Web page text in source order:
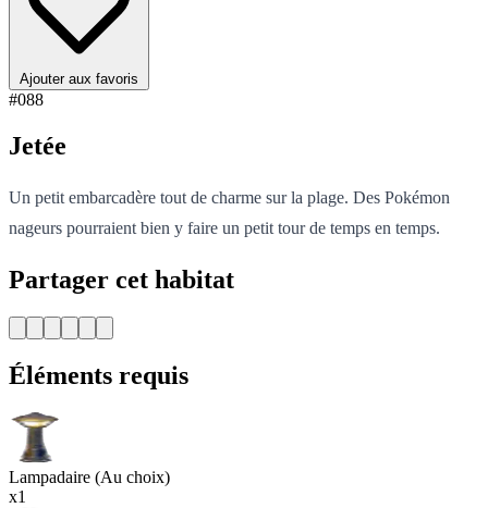
Ajouter aux favoris
#088
Jetée
Un petit embarcadère tout de charme sur la plage. Des Pokémon
nageurs pourraient bien y faire un petit tour de temps en temps.
Partager cet habitat
Éléments requis
Lampadaire (Au choix)
x1